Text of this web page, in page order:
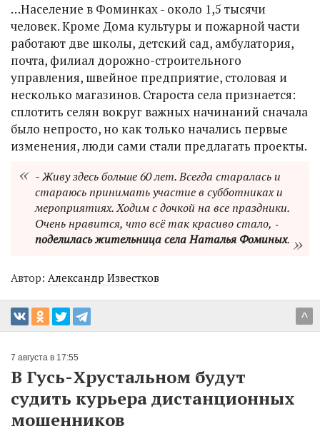
…Население в Фоминках - около 1,5 тысячи
человек. Кроме Дома культуры и пожарной части
работают две школы, детский сад, амбулатория,
почта, филиал дорожно-строительного
управления, швейное предприятие, столовая и
несколько магазинов. Староста села признается:
сплотить селян вокруг важных начинаний сначала
было непросто, но как только начались первые
изменения, люди сами стали предлагать проекты.
- Живу здесь больше 60 лет. Всегда старалась и
стараюсь принимать участие в субботниках и
мероприятиях. Ходим с дочкой на все праздники.
Очень нравится, что всё так красиво стало, ‑
поделилась жительница села Наталья Фоминых.
Автор: Александр Известков
^
7 августа в 17:55
В Гусь-Хрустальном будут
судить курьера дистанционных
мошенников